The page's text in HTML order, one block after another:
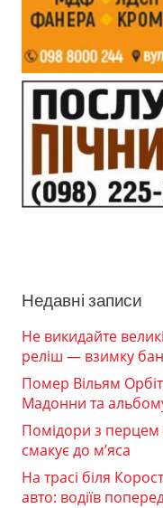
Недавні записи
Не викидайте
реліш — взимку
Помер Вільям
Мадонни та
Помідори з перцем
смакує до м’яса
На трасі біля
авто: водіїв